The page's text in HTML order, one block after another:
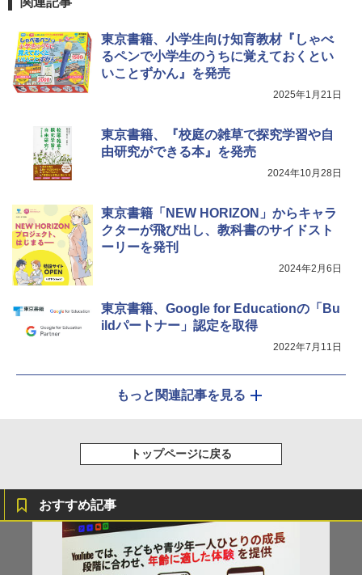
5
くもん出版(KUMON PUBLISHING) ロジ
カル国旗パズル 知育玩具 おもちゃ 4歳以
￥2,015
5
￥2,200
5 Fernrohr:実験用キャビネット
東京書籍、小学生向け知育教材『しゃべ
るペンで小学生のうちに覚えておくとい
いことずかん』を発売
2025年1月21日
東京書籍、『校庭の雑草で探究学習や自
由研究ができる本』を発売
2024年10月28日
東京書籍「NEW HORIZON」からキャラ
クターが飛び出し、教科書のサイドスト
ーリーを発刊
2024年2月6日
東京書籍、Google for Educationの「Bu
ildパートナー」認定を取得
2022年7月11日
もっと関連記事を見る
トップページに戻る
おすすめ記事